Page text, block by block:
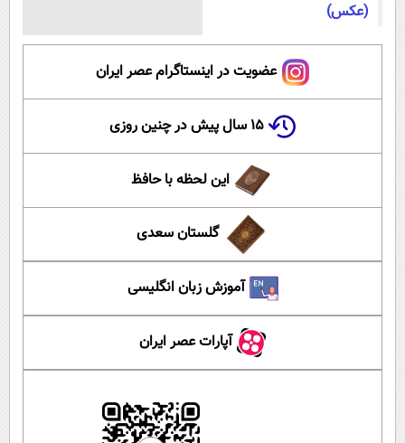
(عکس)
عضویت در اینستاگرام عصر ایران
۱۵ سال پیش در چنین روزی
این لحظه با حافظ
گلستان سعدی
آموزش زبان انگلیسی
آپارات عصر ایران